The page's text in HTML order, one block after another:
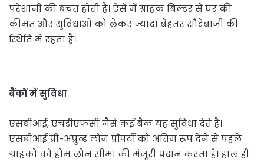
परेशानी की बचत होती है। ऐसे में ग्राहक बिल्डर से घर की
कीमत और सुविधाओं को लेकर ज्यादा बेहतर सौदेबाजी की
स्थिति में रहता है।
बैंकों में सुविधा
एसबीआई, एचडीएफसी जैसे कई बैंक यह सुविधा देते हैं।
एसबीआई प्री-अप्रूव्ड लोन प्रॉपर्टी को अंतिम रूप देने से पहले
ग्राहकों को होम लोन सीमा की मंजूरी प्रदान करता है। हाल ही